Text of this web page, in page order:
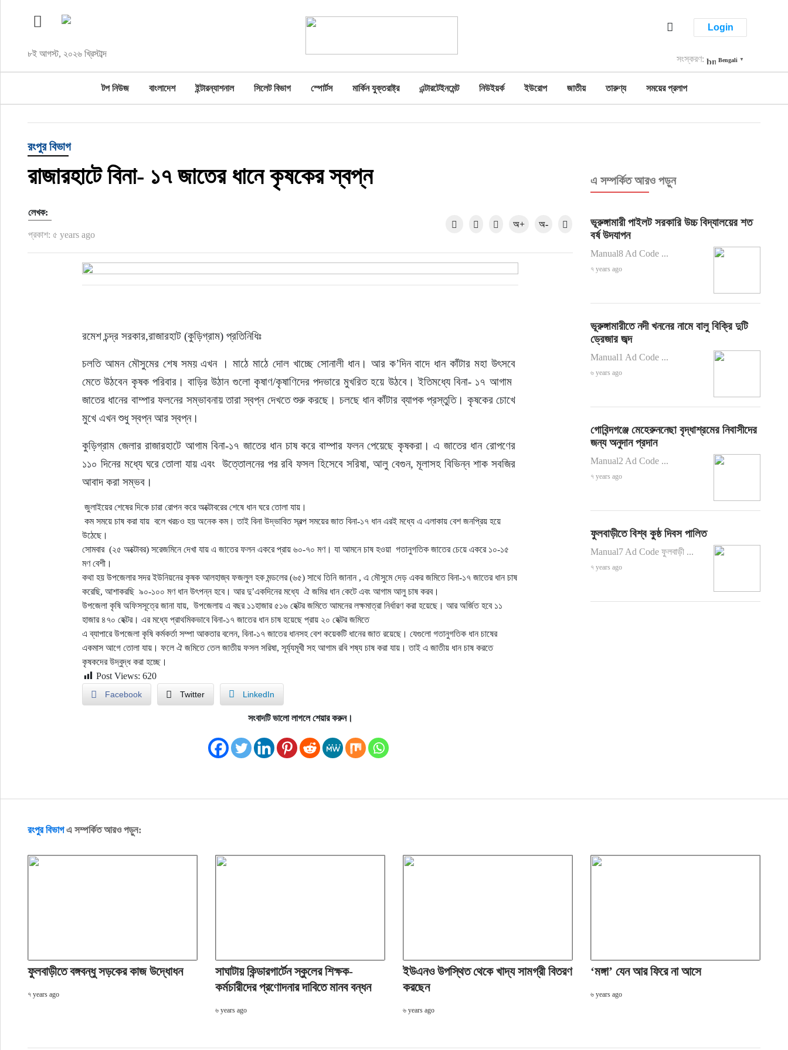
৮ই আগস্ট, ২০২৬ খ্রিস্টাব্দ
Login
সংস্করণ: Bengali ▼
টপ নিউজ বাংলাদেশ ইন্টারন্যাশনাল সিলেট বিভাগ স্পোর্টস মার্কিন যুক্তরাষ্ট্র এন্টারটেইনমেন্ট নিউইয়র্ক ইউরোপ জাতীয় তারুণ্য সময়ের প্রলাপ
রংপুর বিভাগ
রাজারহাটে বিনা- ১৭ জাতের ধানে কৃষকের স্বপ্ন
লেখক:
প্রকাশ: ৫ years ago
অ+ অ-
রমেশ চন্দ্র সরকার,রাজারহাট (কুড়িগ্রাম) প্রতিনিধিঃ
চলতি আমন মৌসুমের শেষ সময় এখন । মাঠে মাঠে দোল খাচ্ছে সোনালী ধান। আর ক’দিন বাদে ধান কাঁটার মহা উৎসবে
মেতে উঠবেন কৃষক পরিবার। বাড়ির উঠান গুলো কৃষাণ/কৃষাণিদের পদভারে মুখরিত হয়ে উঠবে। ইতিমধ্যে বিনা- ১৭ আগাম
জাতের ধানের বাম্পার ফলনের সম্ভাবনায় তারা স্বপ্ন দেখতে শুরু করছে। চলছে ধান কাঁটার ব্যাপক প্রস্তুতি। কৃষকের চোখে
মুখে এখন শুধু স্বপ্ন আর স্বপ্ন।
কুড়িগ্রাম জেলার রাজারহাটে আগাম বিনা-১৭ জাতের ধান চাষ করে বাম্পার ফলন পেয়েছে কৃষকরা। এ জাতের ধান রোপণের
১১০ দিনের মধ্যে ঘরে তোলা যায় এবং  উত্তোলনের পর রবি ফসল হিসেবে সরিষা, আলু বেগুন, মূলাসহ বিভিন্ন শাক সবজির
আবাদ করা সম্ভব।
জুলাইয়ের শেষের দিকে চারা রোপন করে অক্টোবরের শেষে ধান ঘরে তোলা যায়।
কম সময়ে চাষ করা যায় বলে খরচও হয় অনেক কম। তাই বিনা উদ্ভাবিত স্বল্প সময়ের জাত বিনা-১৭ ধান এরই মধ্যে এ এলাকায় বেশ জনপ্রিয় হয়ে
উঠেছে।
সোমবার (২৫ অক্টোবর) সরেজমিনে দেখা যায় এ জাতের ফলন একরে প্রায় ৬০-৭০ মণ। যা আমনে চাষ হওয়া গতানুগতিক জাতের চেয়ে একরে ১০-১৫
মণ বেশী।
কথা হয় উপজেলার সদর ইউনিয়নের কৃষক আলহাজ্ব ফজলুল হক মন্ডলের (৬৫) সাথে তিনি জানান , এ মৌসুমে দেড় একর জমিতে বিনা-১৭ জাতের ধান চাষ
করেছি, আশাকরছি ৯০-১০০ মণ ধান উৎপন্ন হবে। আর দু’একদিনের মধ্যে ঐ জমির ধান কেটে এবং আগাম আলু চাষ করব।
উপজেলা কৃষি অফিসসূত্রে জানা যায়, উপজেলায় এ বছর ১১হাজার ৫১৬ হেক্টর জমিতে আমনের লক্ষমাত্রা নির্ধারণ করা হয়েছে। আর অর্জিত হবে ১১
হাজার ৪৭০ হেক্টর। এর মধ্যে প্রাথমিকভাবে বিনা-১৭ জাতের ধান চাষ হয়েছে প্রায় ২০ হেক্টর জমিতে
এ ব্যাপারে উপজেলা কৃষি কর্মকর্তা সম্পা আকতার বলেন, বিনা-১৭ জাতের ধানসহ বেশ কয়েকটি ধানের জাত রয়েছে। যেগুলো গতানুগতিক ধান চাষের
একমাস আগে তোলা যায়। ফলে ঐ জমিতে তেল জাতীয় ফসল সরিষা, সূর্য্যমূখী সহ আগাম রবি শষ্য চাষ করা যায়। তাই এ জাতীয় ধান চাষ করতে
কৃষকদের উদ্বুদ্ধ করা হচ্ছে।
Post Views: 620
Facebook Twitter LinkedIn
সংবাদটি ভালো লাগলে শেয়ার করুন।
এ সম্পর্কিত আরও পড়ুন
ভূরুঙ্গামারী পাইলট সরকারি উচ্চ বিদ্যালয়ের শত
বর্ষ উদযাপন
Manual8 Ad Code ...
৭ years ago
ভূরুঙ্গামারীতে নদী খননের নামে বালু বিক্রি দুটি
ড্রেজার জব্দ
Manual1 Ad Code ...
৬ years ago
গোবিন্দগঞ্জে মেহেরুননেছা বৃদ্ধাশ্রমের নিবাসীদের
জন্য অনুদান প্রদান
Manual2 Ad Code ...
৭ years ago
ফুলবাড়ীতে বিশ্ব কুষ্ঠ দিবস পালিত
Manual7 Ad Code ফুলবাড়ী ...
৭ years ago
রংপুর বিভাগএ সম্পর্কিত আরও পড়ুন:
ফুলবাড়ীতে বঙ্গবন্ধু সড়কের কাজ উদ্ধোধন
৭ years ago
সাঘাটায় কিন্ডারগার্টেন স্কুলের শিক্ষক-
কর্মচারীদের প্রণোদনার দাবিতে মানব বন্ধন
৬ years ago
ইউএনও উপস্থিত থেকে খাদ্য সামগ্রী বিতরণ
করছেন
৬ years ago
‘মঙ্গা’ যেন আর ফিরে না আসে
৬ years ago